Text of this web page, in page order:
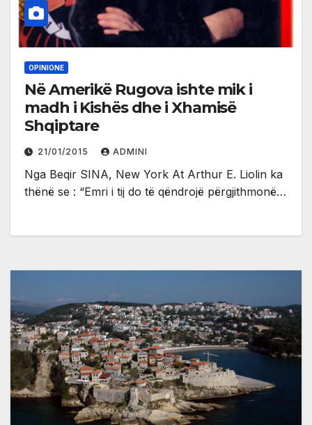
OPINIONE
Në Amerikë Rugova ishte mik i
madh i Kishës dhe i Xhamisë
Shqiptare
21/01/2015 ADMINI
Nga Beqir SINA, New York At Arthur E. Liolin ka
thënë se : “Emri i tij do të qëndrojë përgjithmonë…